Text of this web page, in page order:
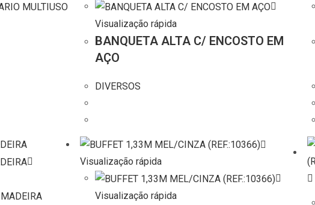
Visualização rápida
BANQUETA ALTA C/ ENCOSTO EM
AÇO
DIVERSOS
Visualização rápida
Visualização rápida